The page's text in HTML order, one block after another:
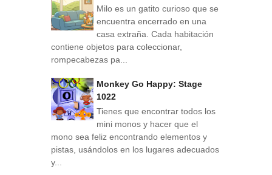
Milo es un gatito curioso que se
encuentra encerrado en una
casa extraña. Cada habitación
contiene objetos para coleccionar,
rompecabezas pa...
Monkey Go Happy: Stage
1022
Tienes que encontrar todos los
mini monos y hacer que el
mono sea feliz encontrando elementos y
pistas, usándolos en los lugares adecuados
y...